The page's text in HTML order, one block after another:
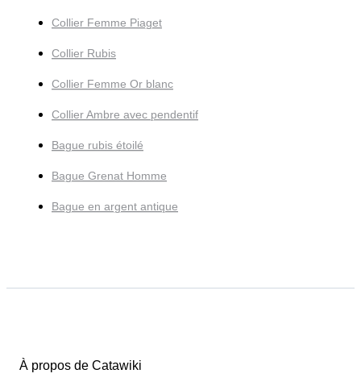
Collier Femme Piaget
Collier Rubis
Collier Femme Or blanc
Collier Ambre avec pendentif
Bague rubis étoilé
Bague Grenat Homme
Bague en argent antique
À propos de Catawiki